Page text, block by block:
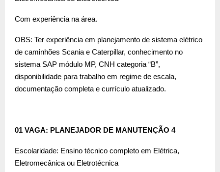
Com experiência na área.
OBS: Ter experiência em planejamento de sistema elétrico
de caminhões Scania e Caterpillar, conhecimento no
sistema SAP módulo MP, CNH categoria “B”,
disponibilidade para trabalho em regime de escala,
documentação completa e currículo atualizado.
01 VAGA: PLANEJADOR DE MANUTENÇÃO 4
Escolaridade: Ensino técnico completo em Elétrica,
Eletromecânica ou Eletrotécnica